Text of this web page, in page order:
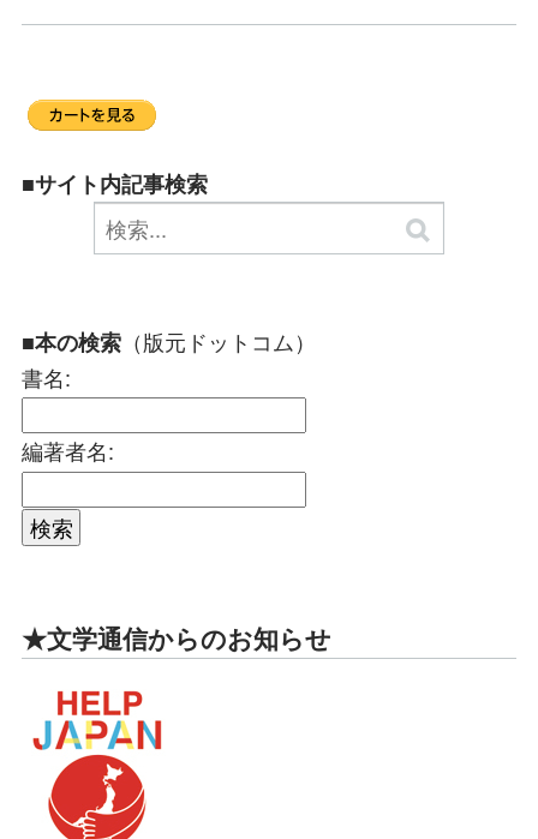
■サイト内記事検索
■本の検索 （版元ドットコム）
書名:
編著者名:
★文学通信からのお知らせ